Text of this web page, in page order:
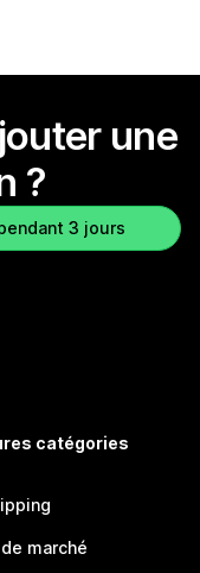
une
?
3 jours
catégories
marché